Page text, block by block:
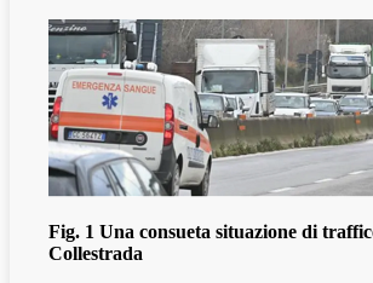
Fig. 1 Una consueta situazione di
Collestrada